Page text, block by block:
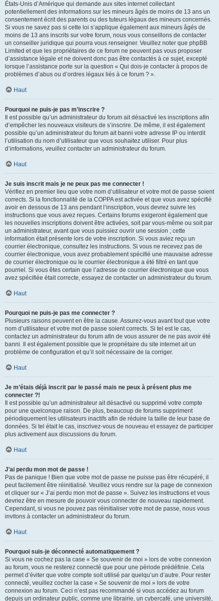
États-Unis d’Amérique qui demande aux sites internet collectant
potentiellement des informations sur les mineurs âgés de moins de 13 ans un
consentement écrit des parents ou des tuteurs légaux des mineurs concernés.
Si vous ne savez pas si cette loi s’applique également aux mineurs âgés de
moins de 13 ans inscrits sur votre forum, nous vous conseillons de contacter
un conseiller juridique qui pourra vous renseigner. Veuillez noter que phpBB
Limited et que les propriétaires de ce forum ne peuvent pas vous proposer
d’assistance légale et ne doivent donc pas être contactés à ce sujet, excepté
lorsque l’assistance porte sur la question « Qui dois-je contacter à propos de
problèmes d’abus ou d’ordres légaux liés à ce forum ? ».
Haut
Pourquoi ne puis-je pas m’inscrire ?
Il est possible qu’un administrateur du forum ait désactivé les inscriptions afin
d’empêcher les nouveaux visiteurs de s’inscrire. De même, il est également
possible qu’un administrateur du forum ait banni votre adresse IP ou interdit
l’utilisation du nom d’utilisateur que vous souhaitez utiliser. Pour plus
d’informations, veuillez contacter un administrateur du forum.
Haut
Je suis inscrit mais je ne peux pas me connecter !
Vérifiez en premier lieu que votre nom d’utilisateur et votre mot de passe soient
corrects. Si la fonctionnalité de la COPPA est activée et que vous avez spécifié
avoir en dessous de 13 ans pendant l’inscription, vous devrez suivre les
instructions que vous avez reçues. Certains forums exigeront également que
les nouvelles inscriptions doivent être activées, soit par vous-même ou soit par
un administrateur, avant que vous puissiez ouvrir une session ; cette
information était présente lors de votre inscription. Si vous aviez reçu un
courrier électronique, consultez les instructions. Si vous ne recevez pas de
courrier électronique, vous avez probablement spécifié une mauvaise adresse
de courrier électronique ou le courrier électronique a été filtré en tant que
pourriel. Si vous êtes certain que l’adresse de courrier électronique que vous
avez spécifiée était correcte, essayez de contacter un administrateur du forum.
Haut
Pourquoi ne puis-je pas me connecter ?
Plusieurs raisons peuvent en être la cause. Assurez-vous avant tout que votre
nom d’utilisateur et votre mot de passe soient corrects. Si tel est le cas,
contactez un administrateur du forum afin de vous assurer de ne pas avoir été
banni. Il est également possible que le propriétaire du site internet ait un
problème de configuration et qu’il soit nécessaire de la corriger.
Haut
Je m’étais déjà inscrit par le passé mais ne peux à présent plus me
connecter ?!
Il est possible qu’un administrateur ait désactivé ou supprimé votre compte
pour une quelconque raison. De plus, beaucoup de forums suppriment
périodiquement les utilisateurs inactifs afin de réduire la taille de leur base de
données. Si tel était le cas, inscrivez-vous de nouveau et essayez de participer
plus activement aux discussions du forum.
Haut
J’ai perdu mon mot de passe !
Pas de panique ! Bien que votre mot de passe ne puisse pas être récupéré, il
peut facilement être réinitialisé. Veuillez vous rendre sur la page de connexion
et cliquer sur « J’ai perdu mon mot de passe ». Suivez les instructions et vous
devriez être en mesure de pouvoir vous connecter de nouveau rapidement.
Cependant, si vous ne pouvez pas réinitialiser votre mot de passe, nous vous
invitons à contacter un administrateur du forum.
Haut
Pourquoi suis-je déconnecté automatiquement ?
Si vous ne cochez pas la case « Se souvenir de moi » lors de votre connexion
au forum, vous ne resterez connecté que pour une période prédéfinie. Cela
permet d’éviter que votre compte soit utilisé par quelqu’un d’autre. Pour rester
connecté, veuillez cocher la case « Se souvenir de moi » lors de votre
connexion au forum. Ceci n’est pas recommandé si vous accédez au forum
depuis un ordinateur public, comme une librairie, un cybercafé, une université,